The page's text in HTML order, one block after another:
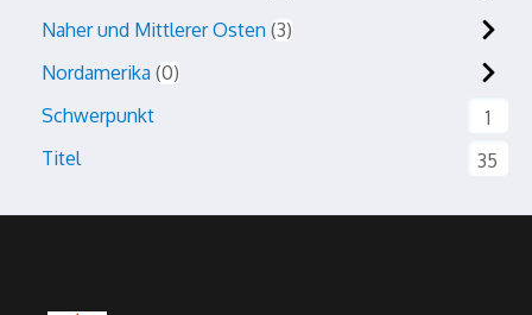
Naher und Mittlerer Osten 3
Nordamerika 0
Schwerpunkt
1
Titel
35